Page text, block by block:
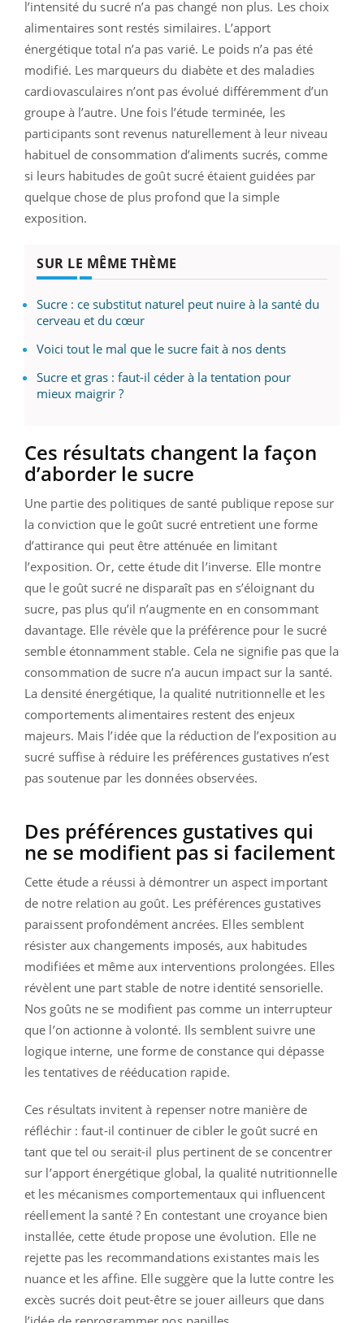
l’intensité du sucré n’a pas changé non plus. Les choix
alimentaires sont restés similaires. L’apport
énergétique total n’a pas varié. Le poids n’a pas été
modifié. Les marqueurs du diabète et des maladies
cardiovasculaires n’ont pas évolué différemment d’un
groupe à l’autre. Une fois l’étude terminée, les
participants sont revenus naturellement à leur niveau
habituel de consommation d’aliments sucrés, comme
si leurs habitudes de goût sucré étaient guidées par
quelque chose de plus profond que la simple
exposition.
SUR LE MÊME THÈME
Sucre : ce substitut naturel peut nuire à la santé du
cerveau et du cœur
Voici tout le mal que le sucre fait à nos dents
Sucre et gras : faut-il céder à la tentation pour
mieux maigrir ?
Ces résultats changent la façon
d’aborder le sucre
Une partie des politiques de santé publique repose sur
la conviction que le goût sucré entretient une forme
d’attirance qui peut être atténuée en limitant
l’exposition. Or, cette étude dit l’inverse. Elle montre
que le goût sucré ne disparaît pas en s’éloignant du
sucre, pas plus qu’il n’augmente en en consommant
davantage. Elle révèle que la préférence pour le sucré
semble étonnamment stable. Cela ne signifie pas que la
consommation de sucre n’a aucun impact sur la santé.
La densité énergétique, la qualité nutritionnelle et les
comportements alimentaires restent des enjeux
majeurs. Mais l’idée que la réduction de l’exposition au
sucré suffise à réduire les préférences gustatives n’est
pas soutenue par les données observées.
Des préférences gustatives qui
ne se modifient pas si facilement
Cette étude a réussi à démontrer un aspect important
de notre relation au goût. Les préférences gustatives
paraissent profondément ancrées. Elles semblent
résister aux changements imposés, aux habitudes
modifiées et même aux interventions prolongées. Elles
révèlent une part stable de notre identité sensorielle.
Nos goûts ne se modifient pas comme un interrupteur
que l’on actionne à volonté. Ils semblent suivre une
logique interne, une forme de constance qui dépasse
les tentatives de rééducation rapide.
Ces résultats invitent à repenser notre manière de
réfléchir : faut-il continuer de cibler le goût sucré en
tant que tel ou serait-il plus pertinent de se concentrer
sur l’apport énergétique global, la qualité nutritionnelle
et les mécanismes comportementaux qui influencent
réellement la santé ? En contestant une croyance bien
installée, cette étude propose une évolution. Elle ne
rejette pas les recommandations existantes mais les
nuance et les affine. Elle suggère que la lutte contre les
excès sucrés doit peut-être se jouer ailleurs que dans